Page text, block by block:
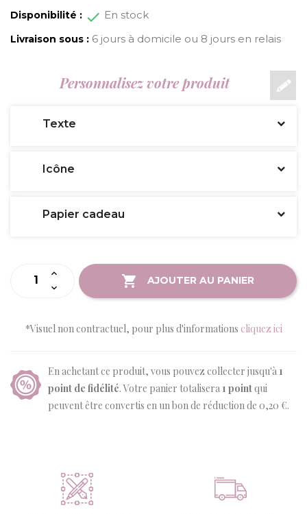
Disponibilité : En stock
Livraison sous : 6 jours à domicile ou 8 jours en relais
Personnalisez votre produit
Texte
Icône
Papier cadeau
AJOUTER AU PANIER
*Visuel non contractuel, pour plus d'informations cliquez ici
En achetant ce produit, vous pouvez collecter jusqu'à 1
point de fidélité. Votre panier totalisera 1 pointqui
peuvent être convertis en un bon de réduction de 0,20 €.